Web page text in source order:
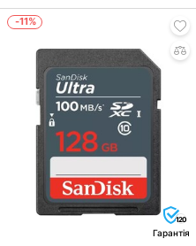
-11%
120
Гарантія